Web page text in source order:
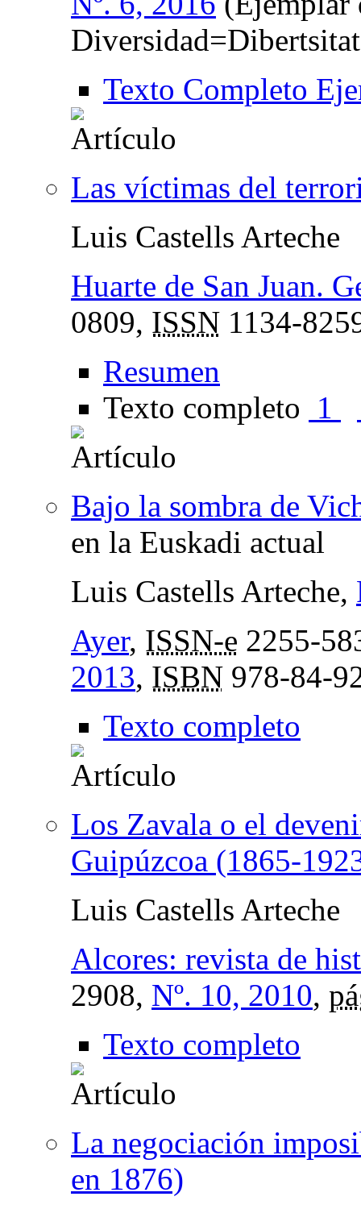
Texto Completo
Las víctimas del
Luis Castells Arteche
Huarte de San Juan.
0809, ISSN 1134-
Resumen
Texto completo 1
Bajo la sombra de
en la Euskadi actual
Luis Castells Arteche,
Ayer, ISSN-e 2255-
2013, ISBN 978-84-
Texto completo
Los Zavala o el
Guipúzcoa (1865-
Luis Castells Arteche
Alcores: revista de
2908, Nº. 10, 2010,
Texto completo
La negociación
en 1876)